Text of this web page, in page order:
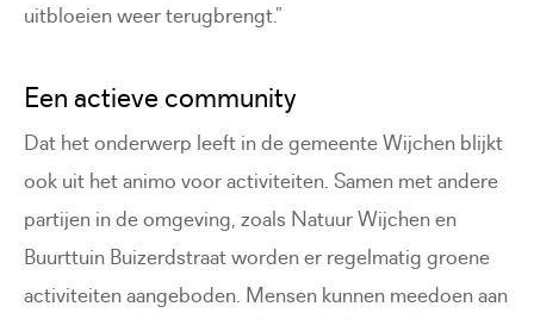
uitbloeien weer terugbrengt.”
Een actieve community
Dat het onderwerp leeft in de gemeente Wijchen blijkt
ook uit het animo voor activiteiten. Samen met andere
partijen in de omgeving, zoals Natuur Wijchen en
Buurttuin Buizerdstraat worden er regelmatig groene
activiteiten aangeboden. Mensen kunnen meedoen aan